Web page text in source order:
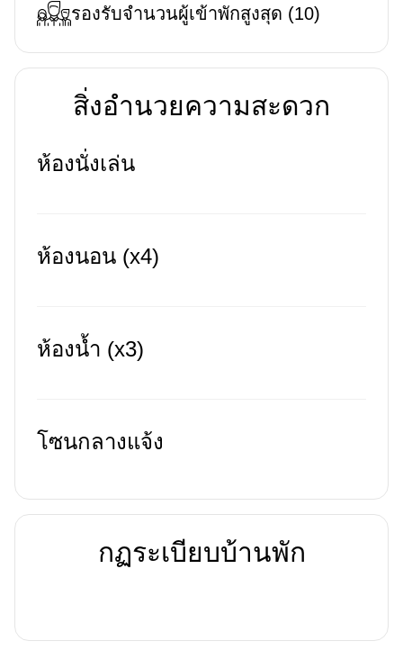
รองรับจำนวนผู้เข้าพักสูงสุด (10)
สิ่งอำนวยความสะดวก
ห้องนั่งเล่น
ห้องนอน (x4)
ห้องน้ำ (x3)
โซนกลางแจ้ง
กฏระเบียบบ้านพัก